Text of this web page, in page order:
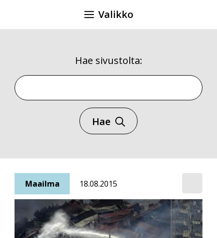
Valikko
Hae sivustolta:
Hae sivustolta
Hae
Maailma 18.08.2015